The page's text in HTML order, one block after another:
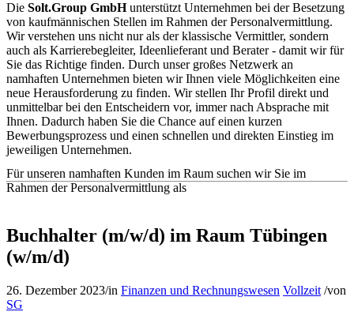
Die Solt.Group GmbHunterstützt Unternehmen bei der Besetzung
von kaufmännischen Stellen im Rahmen der Personalvermittlung.
Wir verstehen uns nicht nur als der klassische Vermittler, sondern
auch als Karrierebegleiter, Ideenlieferant und Berater - damit wir für
Sie das Richtige finden. Durch unser großes Netzwerk an
namhaften Unternehmen bieten wir Ihnen viele Möglichkeiten eine
neue Herausforderung zu finden. Wir stellen Ihr Profil direkt und
unmittelbar bei den Entscheidern vor, immer nach Absprache mit
Ihnen. Dadurch haben Sie die Chance auf einen kurzen
Bewerbungsprozess und einen schnellen und direkten Einstieg im
jeweiligen Unternehmen.
Für unseren namhaften Kunden im Raum suchen wir Sie im
Rahmen der Personalvermittlung als
Buchhalter (m/w/d) im Raum Tübingen
(w/m/d)
26. Dezember 2023/in Finanzen und Rechnungswesen Vollzeit /von
SG